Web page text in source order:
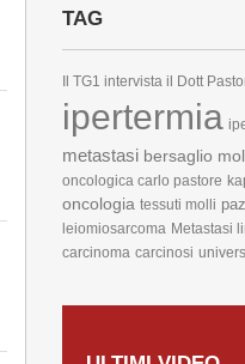
TAG
Il TG1 intervista il Dott
ipertermia
metastasi bersaglio
oncologica carlo pastore
oncologia tessuti molli
leiomiosarcoma Metastasi
carcinoma carcinosi